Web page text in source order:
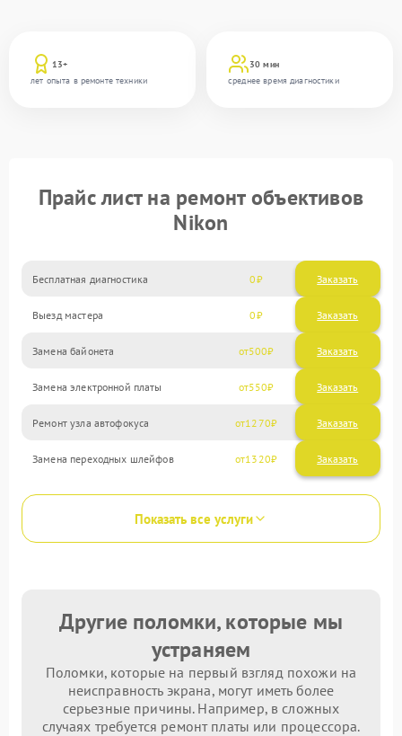
13+
лет опыта в ремонте техники
30 мин
среднее время диагностики
Прайс лист на ремонт объективов
Nikon
Бесплатная диагностика 0 Заказать
Выезд мастера 0 Заказать
Замена байонета 500
Замена электронной платы 550
Ремонт узла автофокуса 1270
Замена переходных шлейфов 1320
Показать все услуги
Другие поломки, которые мы
устраняем
Поломки, которые на первый взгляд похожи на
неисправность экрана, могут иметь более
серьезные причины. Например, в сложных
случаях требуется ремонт платы или процессора.